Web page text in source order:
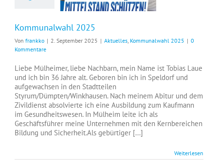
Kommunalwahl 2025
Von frankko | 2. September 2025 | Aktuelles, Kommunalwahl 2025 | 0
Kommentare
Liebe Mülheimer, liebe Nachbarn, mein Name ist Tobias Laue
und ich bin 36 Jahre alt. Geboren bin ich in Speldorf und
aufgewachsen in den Stadtteilen
Styrum/Dümpten/Winkhausen. Nach meinem Abitur und dem
Zivildienst absolvierte ich eine Ausbildung zum Kaufmann
im Gesundheitswesen. In Mülheim leite ich als
Geschäftsführer meine Unternehmen mit den Kernbereichen
Bildung und Sicherheit.Als gebürtiger [...]
Weiterlesen